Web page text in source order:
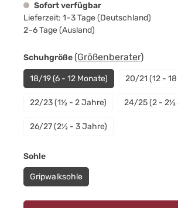
Sofort verfügbar
Lieferzeit: 1–3 Tage (Deutschland)
2–6 Tage (Ausland)
Schuhgrößeauswählen
(Größenberater)
18/19 (6 - 12 Monate) 20/21 (12 -
22/23 (1½ - 2 Jahre) 24/25 (2 - 2½
26/27 (2½ - 3 Jahre)
Sohleauswählen
Gripwalksohle